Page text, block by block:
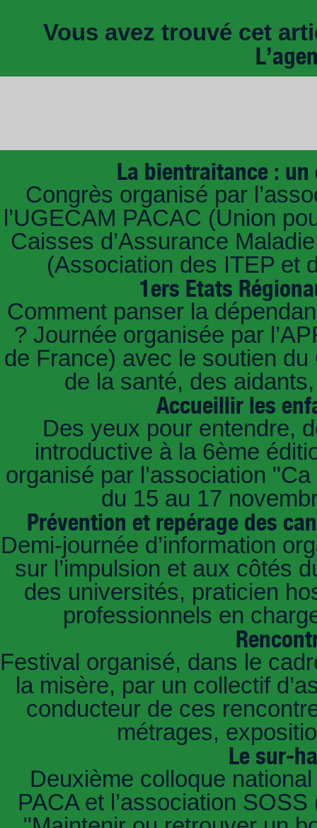
Vous avez trouvé cet
La bientraitance :
Congrès organisé par
l’UGECAM PACAC (Union
Caisses d’Assurance
(Association des ITEP et
1ers Etats
Comment panser la
? Journée organisée par
de France) avec le soutien
de la santé, des
Accueillir les
Des yeux pour entendre,
introductive à la 6ème
organisé par l’association
du 15 au 17
Prévention et repérage des
Demi-journée d’information
sur l’impulsion et aux côtés
des universités, praticien
professionnels en
Festival organisé, dans le
la misère, par un collectif
conducteur de ces
métrages,
Le sur-
Deuxième colloque
PACA et l’association